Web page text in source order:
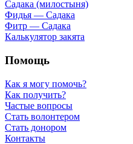
Садака (милостыня)
Фидья — Садака
Фитр — Садака
Калькулятор закята
Помощь
Как я могу помочь?
Как получить?
Частые вопросы
Стать волонтером
Стать донором
Контакты